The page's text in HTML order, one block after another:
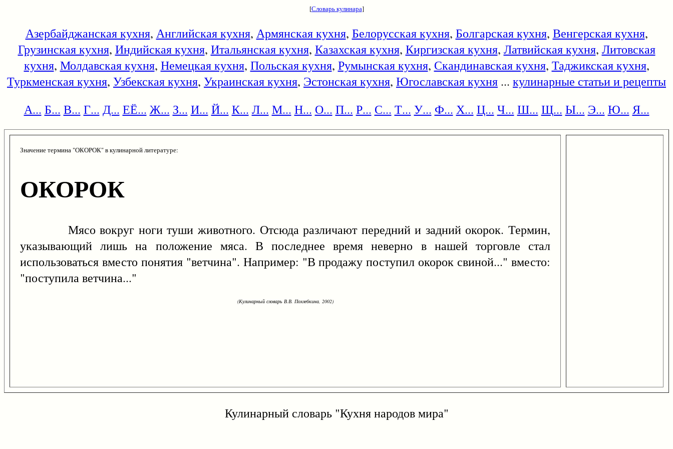
[Словарь кулинара]
Азербайджанская кухня, Английская кухня, Армянская кухня, Белорусская кухня, Болгарская кухня, Венгерская кухня,
Грузинская кухня, Индийская кухня, Итальянская кухня, Казахская кухня, Киргизская кухня, Латвийская кухня, Литовская
кухня, Молдавская кухня, Немецкая кухня, Польская кухня, Румынская кухня, Скандинавская кухня, Таджикская кухня,
Туркменская кухня, Узбекская кухня, Украинская кухня, Эстонская кухня, Югославская кухня ... кулинарные статьи и рецепты
А... Б... В... Г... Д... ЕЁ... Ж... З... И... Й... К... Л... М... Н... О... П... Р... С... Т... У... Ф... Х... Ц... Ч... Ш... Щ... Ы... Э... Ю... Я...
Значение термина "ОКОРОК" в кулинарной литературе:
ОКОРОК
Мясо вокруг ноги туши животного. Отсюда различают передний и задний окорок. Термин,
указывающий лишь на положение мяса. В последнее время неверно в нашей торговле стал
использоваться вместо понятия "ветчина". Например: "В продажу поступил окорок свиной..." вместо:
"поступила ветчина..."
(Кулинарный словарь В.В. Похлебкина, 2002)
Кулинарный словарь "Кухня народов мира"